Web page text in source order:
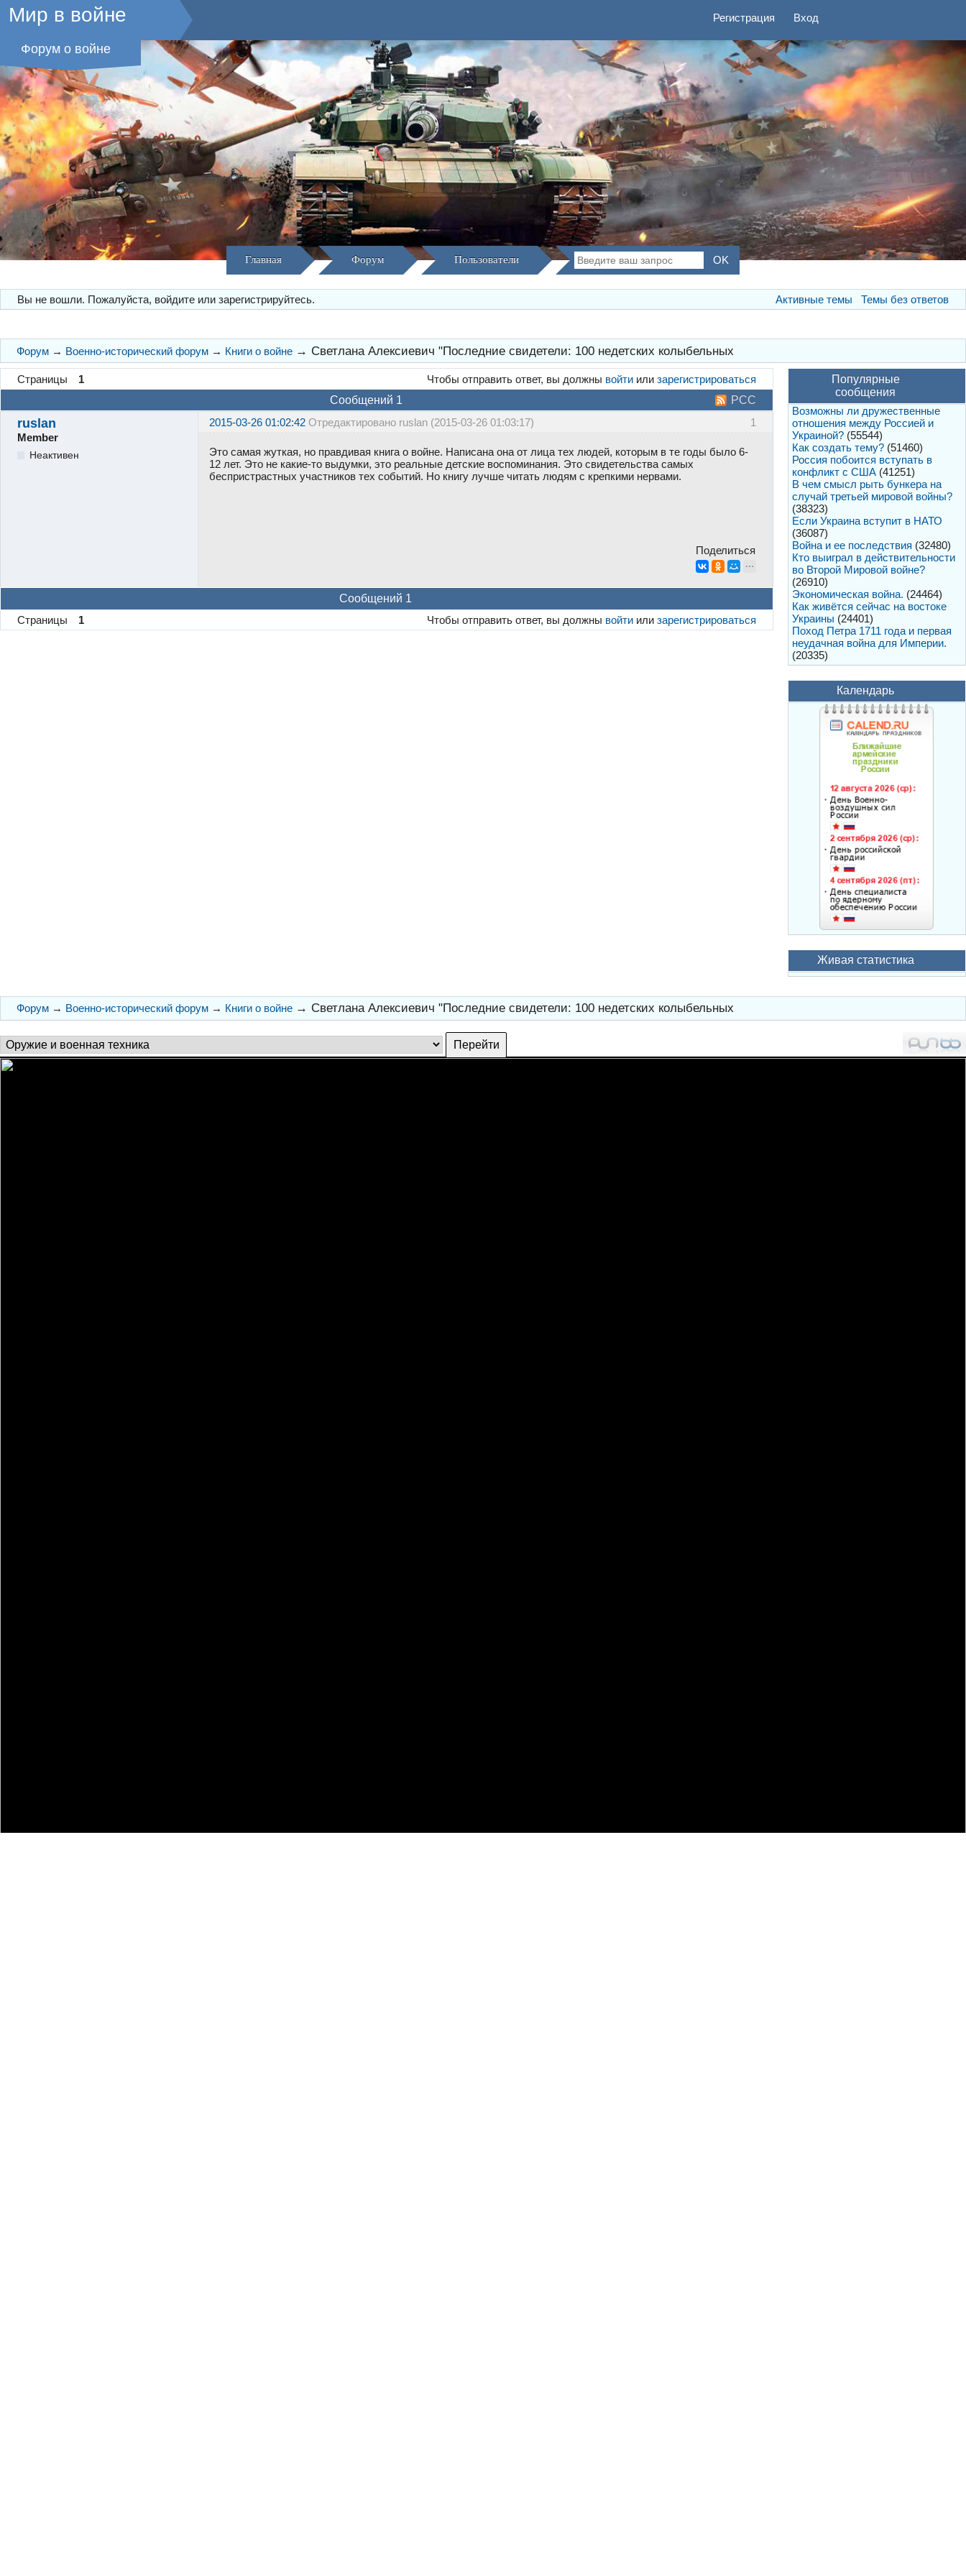
Мир в войне
Форум о войне
Регистрация Вход
Главная Форум Пользователи
Вы не вошли. Пожалуйста, войдите или зарегистрируйтесь. Активные темы Темы без ответов
Форум → Военно-исторический форум → Книги о войне → Светлана Алексиевич "Последние свидетели: 100 недетских колыбельных
Страницы 1 Чтобы отправить ответ, вы должны войти илизарегистрироваться
РСС
Сообщений 1
1
ruslan 2015-03-26 01:02:42 Отредактировано ruslan (2015-03-26 01:03:17)
Member
Неактивен
Это самая жуткая, но правдивая книга о войне. Написана она от лица тех людей, которым в те годы было 6-
12 лет. Это не какие-то выдумки, это реальные детские воспоминания. Это свидетельства самых
беспристрастных участников тех событий. Но книгу лучше читать людям с крепкими нервами.
Поделиться
Сообщений 1
Страницы
1 Чтобы отправить ответ, вы должны войти илизарегистрироваться
Популярные
сообщения
Возможны ли дружественные
отношения между Россией и
Украиной? (55544)
Как создать тему? (51460)
Россия побоится вступать в
конфликт с США (41251)
В чем смысл рыть бункера на
случай третьей мировой войны?
(38323)
Если Украина вступит в НАТО
(36087)
Война и ее последствия (32480)
Кто выиграл в действительности
во Второй Мировой войне?
(26910)
Экономическая война. (24464)
Как живётся сейчас на востоке
Украины (24401)
Поход Петра 1711 года и первая
неудачная война для Империи.
(20335)
Календарь
Живая статистика
Форум → Военно-исторический форум → Книги о войне → Светлана Алексиевич "Последние свидетели: 100 недетских колыбельных